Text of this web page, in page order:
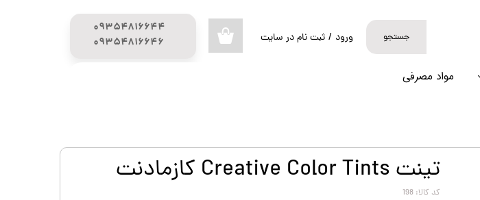
۰۹۳۵۴۸۱۶۶۴۴
​​​​​​​۰۹۳۵۴۸۱۶۶۴۶
جستجو ورود / ثبت نام در سایت
مواد مصرفی
تینت Creative Color Tints کازمادنت
کد کالا: 198